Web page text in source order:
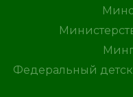
Федеральный